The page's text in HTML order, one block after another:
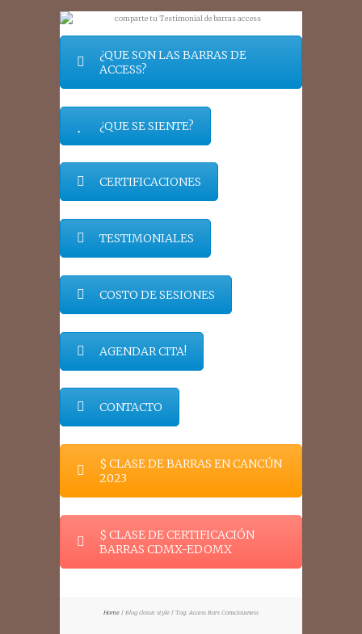
¿QUE SON LAS BARRAS DE
ACCESS?
¿QUE SE SIENTE?
CERTIFICACIONES
TESTIMONIALES
COSTO DE SESIONES
AGENDAR CITA!
CONTACTO
$ CLASE DE BARRAS EN CANCÚN
2023
$ CLASE DE CERTIFICACIÓN
BARRAS CDMX-EDOMX
Home Blog classic style Tag: Access Bars Consciousness